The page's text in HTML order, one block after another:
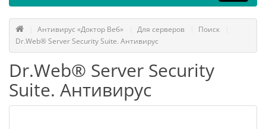
Антивирус «Доктор Веб» Для серверов
Поиск
Dr.Web® Server Security Suite. Антивирус
Dr.Web® Server Security
Suite. Антивирус